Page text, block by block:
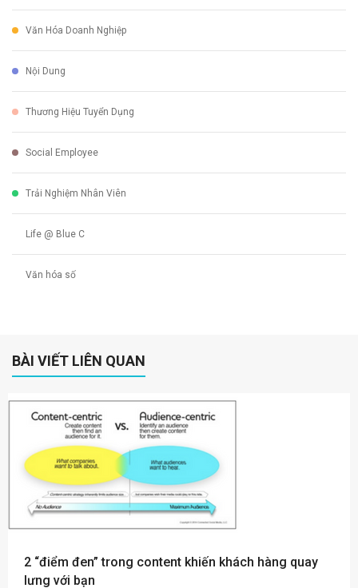
Văn Hóa Doanh Nghiệp
Nội Dung
Thương Hiệu Tuyển Dụng
Social Employee
Trải Nghiệm Nhân Viên
Life @ Blue C
Văn hóa số
BÀI VIẾT LIÊN QUAN
2 “điểm đen” trong content khiến khách hàng quay
lưng với bạn